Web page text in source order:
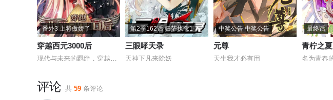
番外3 上将傲娇了
穿越西元3000后
现代与未来的羁绊，穿越时空的爱恋
第2季162话 归茫执念1
三眼哮天录
天神下凡来除妖
中奖公告 中奖公告
元尊
天生我才必有用
最终话
青柠之夏
评论 共 59 条评论